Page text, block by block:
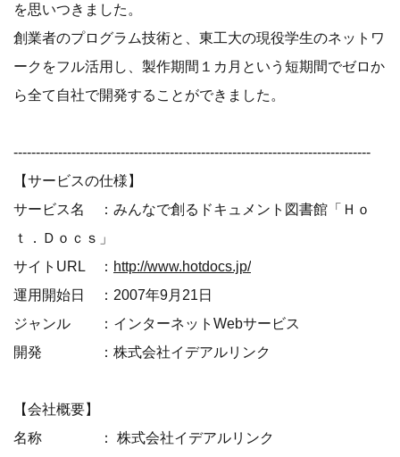
を思いつきました。
創業者のプログラム技術と、東工大の現役学生のネットワ
ークをフル活用し、製作期間１カ月という短期間でゼロか
ら全て自社で開発することができました。
--------------------------------------------------------------------------------
【サービスの仕様】
サービス名 ：みんなで創るドキュメント図書館「Ｈｏ
ｔ．Ｄｏｃｓ」
サイトURL ： http://www.hotdocs.jp/
運用開始日 ：2007年9月21日
ジャンル ：インターネットWebサービス
開発 ：株式会社イデアルリンク
【会社概要】
名称 ： 株式会社イデアルリンク